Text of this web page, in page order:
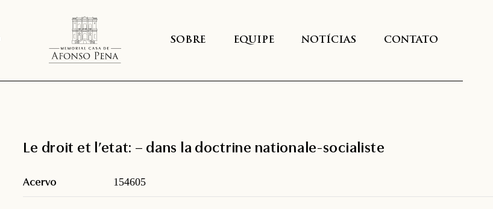
SOBRE EQUIPE NOTÍCIAS CONTATO
Le droit et l’etat: – dans la doctrine nationale-socialiste
Acervo 154605